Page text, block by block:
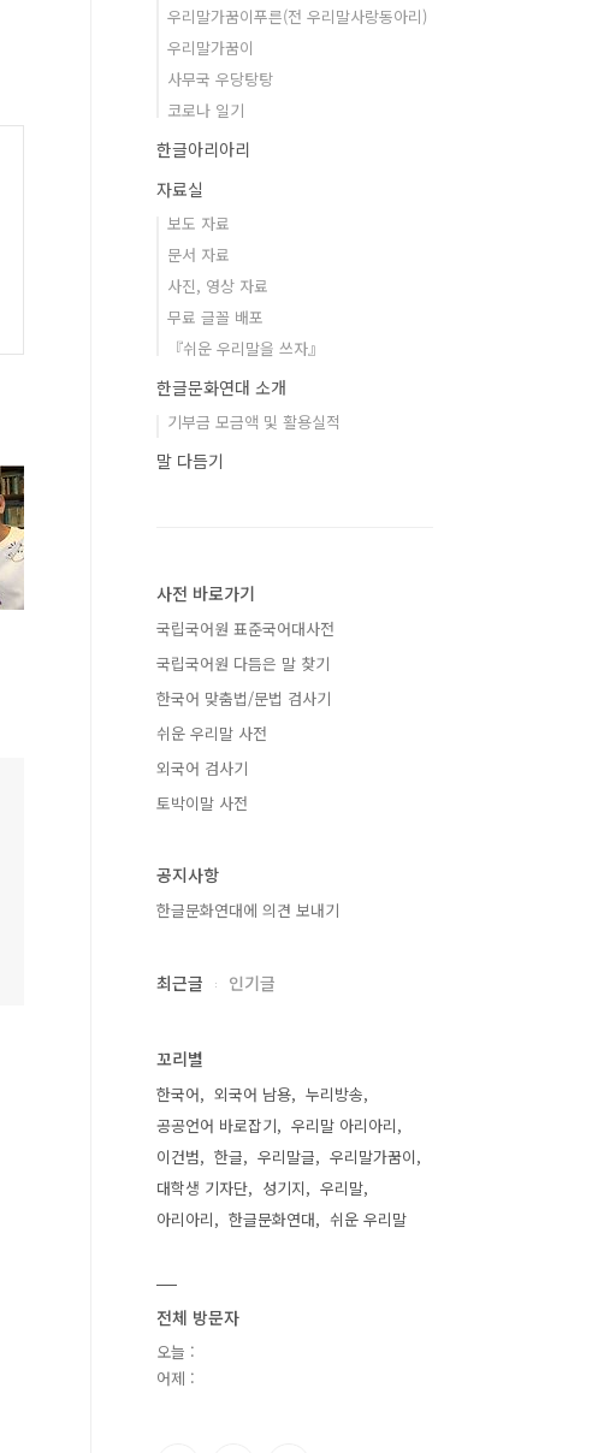
우리말가꿈이푸른(전 우리말사랑동아리)
우리말가꿈이
사무국 우당탕탕
코로나 일기
한글아리아리
자료실
보도 자료
문서 자료
사진, 영상 자료
무료 글꼴 배포
『쉬운 우리말을 쓰자』
한글문화연대 소개
기부금 모금액 및 활용실적
말 다듬기
사전 바로가기
국립국어원 표준국어대사전
국립국어원 다듬은 말 찾기
한국어 맞춤법/문법 검사기
쉬운 우리말 사전
외국어 검사기
토박이말 사전
공지사항
한글문화연대에 의견 보내기
최근글 인기글
꼬리별
한국어 외국어 남용
누리방송
공공언어 바로잡기
우리말 아리아리
이건범
한글 우리말글
우리말가꿈이
대학생 기자단
성기지
우리말
아리아리
한글문화연대 쉬운 우리말
전체 방문자
오늘 :
어제 :